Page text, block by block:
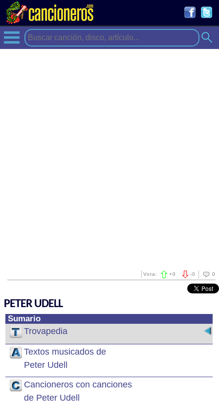
0
-0
Vota: +0
PETER UDELL
Sumario
Trovapedia
Textos musicados de
Peter Udell
Cancioneros con canciones
de Peter Udell